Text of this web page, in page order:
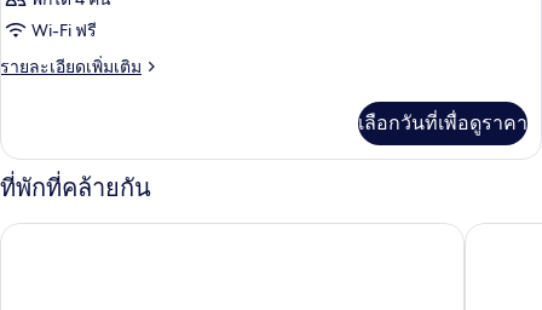
Wi-Fi ฟรี
รายละเอียดเพิ่มเติม
ราย
เกี่ยว
กับ
ห้อง
เลือกวันที่เพื่อดูราคา
ที่พักที่คล้ายกัน
โรงแรม BG คาบัลเลโร